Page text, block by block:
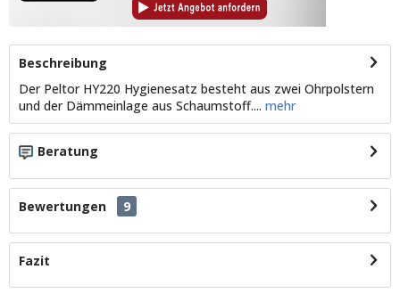
Beschreibung
Der Peltor HY220 Hygienesatz besteht aus zwei Ohrpolstern
und der Dämmeinlage aus Schaumstoff.... mehr
Beratung
Bewertungen 9
Fazit